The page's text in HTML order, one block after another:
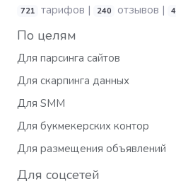
721 тарифов | 240 отзывов |
По целям
Для парсинга сайтов
Для скарпинга данных
Для SMM
Для букмекерских контор
Для размещения объявлений
Для соцсетей